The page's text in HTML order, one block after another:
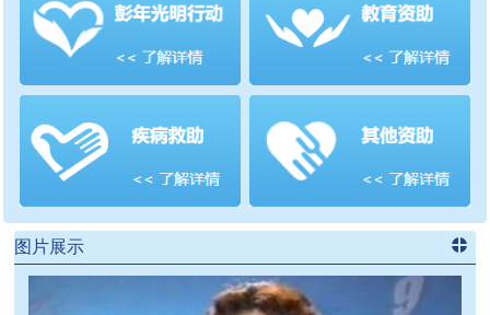
>>
图片展示